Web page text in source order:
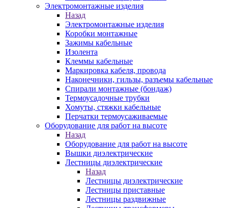
Электромонтажные изделия
Назад
Электромонтажные изделия
Коробки монтажные
Зажимы кабельные
Изолента
Клеммы кабельные
Маркировка кабеля, провода
Наконечники, гильзы, разъемы кабельные
Спирали монтажные (бондаж)
Термоусадочные трубки
Хомуты, стяжки кабельные
Перчатки термоусаживаемые
Оборудование для работ на высоте
Назад
Оборудование для работ на высоте
Вышки диэлектрические
Лестницы диэлектрические
Назад
Лестницы диэлектрические
Лестницы приставные
Лестницы раздвижные